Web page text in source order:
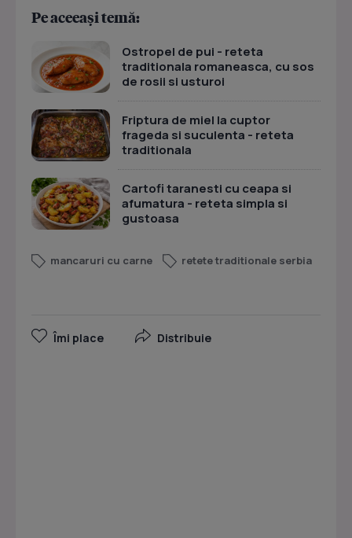
Pe aceeași temă:
Ostropel de pui - reteta
traditionala romaneasca, cu sos
de rosii si usturoi
Friptura de miel la cuptor
frageda si suculenta - reteta
traditionala
Cartofi taranesti cu ceapa si
afumatura - reteta simpla si
gustoasa
mancaruri cu carne retete traditionale serbia
Îmi place Distribuie